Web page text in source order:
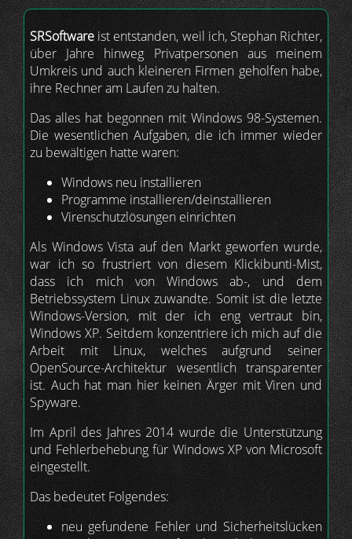
SRSoftware ist entstanden, weil ich, Stephan Richter,
über Jahre hinweg Privatpersonen aus meinem
Umkreis und auch kleineren Firmen geholfen habe,
ihre Rechner am Laufen zu halten.
Das alles hat begonnen mit Windows 98-Systemen.
Die wesentlichen Aufgaben, die ich immer wieder
zu bewältigen hatte waren:
Windows neu installieren
Programme installieren/deinstallieren
Virenschutzlösungen einrichten
Als Windows Vista auf den Markt geworfen wurde,
war ich so frustriert von diesem Klickibunti-Mist,
dass ich mich von Windows ab-, und dem
Betriebssystem Linux zuwandte. Somit ist die letzte
Windows-Version, mit der ich eng vertraut bin,
Windows XP. Seitdem konzentriere ich mich auf die
Arbeit mit Linux, welches aufgrund seiner
OpenSource-Architektur wesentlich transparenter
ist. Auch hat man hier keinen Ärger mit Viren und
Spyware.
Im April des Jahres 2014 wurde die Unterstützung
und Fehlerbehebung für Windows XP von Microsoft
eingestellt.
Das bedeutet Folgendes:
neu gefundene Fehler und Sicherheitslücken